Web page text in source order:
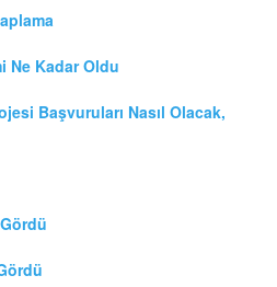
Ne Kadar Oldu
Başvuruları Nasıl Olacak,